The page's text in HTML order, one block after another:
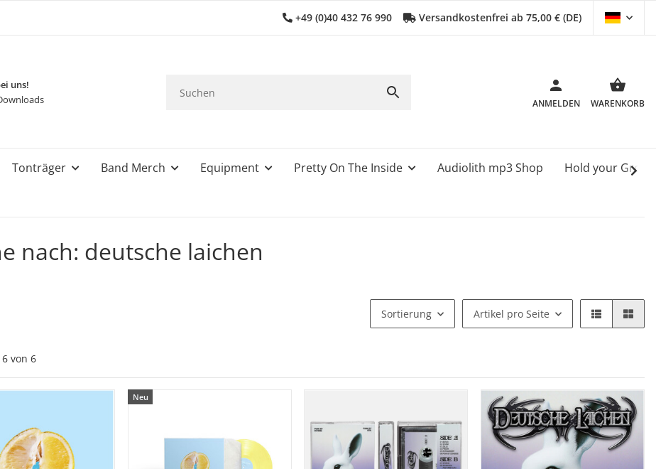
+49 (0)40 432 76 990 Versandkostenfrei ab 75,00 € (DE)
uns!
ANMELDEN WARENKORB
Tonträger Band Merch Equipment Pretty On The Inside Audiolith mp3 Shop Hold your
nach: deutsche laichen
Sortierung Artikel pro Seite
6 von 6
Neu